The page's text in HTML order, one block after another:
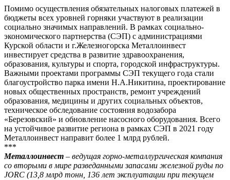
Помимо осуществления обязательных налоговых платежей в
бюджеты всех уровней горняки участвуют в реализации
социально значимых направлений. В рамках социально-
экономического партнерства (СЭП) с администрациями
Курской области и г.Железногорска Металлоинвест
инвестирует средства в развитие здравоохранения,
образования, культуры и спорта, городской инфраструктуры.
Важными проектами программы СЭП текущего года стали
благоустройство парка имени Н.А.Никитина, проектирование
новых общественных пространств, ремонт учреждений
образования, медицины и других социальных объектов,
техническое обследование состояния водозабора
«Березовский» и обновление насосного оборудования. Всего
на устойчивое развитие региона в рамках СЭП в 2021 году
Металлоинвест направит более 1 млрд рублей.
***
Металлоинвест – ведущая горно-металлургическая компания
со вторыми в мире разведанными запасами железной руды по
JORC (13,8 млрд тонн, 136 лет эксплуатации при текущем